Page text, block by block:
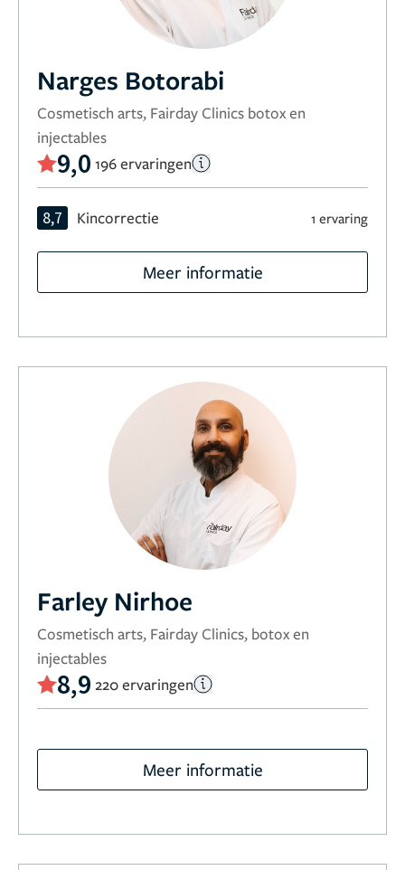
Narges Botorabi
Cosmetisch arts, Fairday Clinics botox en
injectables
9,0 196 ervaringen
8,7 Kincorrectie 1 ervaring
Meer informatie
Farley Nirhoe
Cosmetisch arts, Fairday Clinics, botox en
injectables
8,9 220 ervaringen
Meer informatie